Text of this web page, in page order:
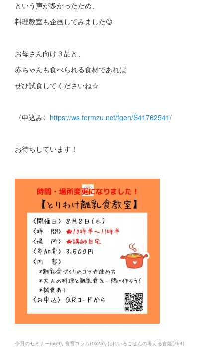
という声が多かったため、
料理教室も企画してみました😊
お母さん向け３品と、
赤ちゃんも食べられる食材であれば
ぜひ試食してくださいね☆
〈申込み〉 https://ws.formzu.net/fgen/S41762541/
お待ちしています！
今月のセミナー(569) 食育コラム(1625) はれいろごはんの考える食能(764)